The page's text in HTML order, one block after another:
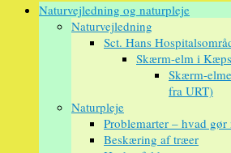
VidereNaturvejledning og naturpleje
Naturvejledning
Sct. Hans
Skærm-elm i
Skærm-
fra URT)
Naturpleje
Problemarter – hvad
Beskæring af træer